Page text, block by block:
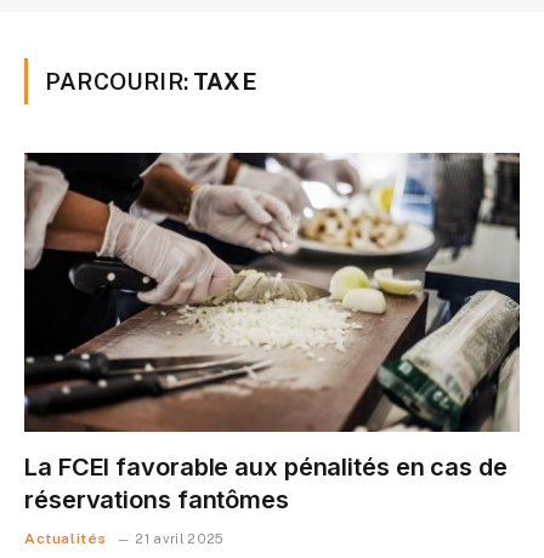
PARCOURIR: TAXE
La FCEI favorable aux pénalités en cas de
réservations fantômes
Actualités 21 avril 2025